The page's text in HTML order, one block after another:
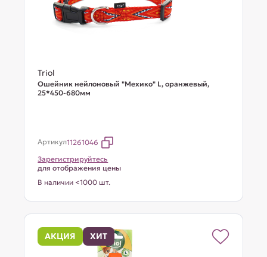
Triol
Ошейник нейлоновый "Мехико" L, оранжевый,
25*450-680мм
Артикул11261046
Зарегистрируйтесь
для отображения цены
В наличии <1000 шт.
АКЦИЯ ХИТ